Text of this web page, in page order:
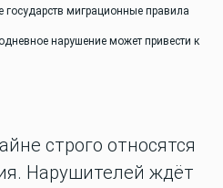
миграционные правила
нарушение может привести к
строго относятся
Нарушителей ждёт